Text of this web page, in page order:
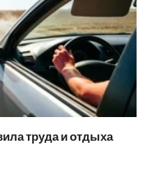
труда и отдыха